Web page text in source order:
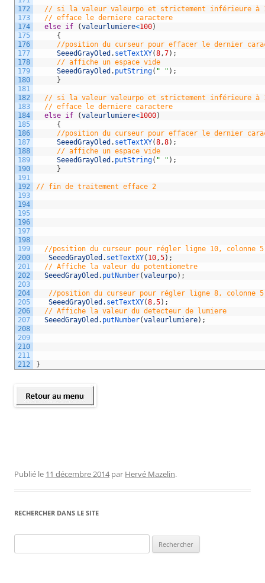
172
173
174
175
176
177
178
179
180
181
182
183
184
185
186
187
188
189
190
191
192
193
194
195
196
197
198
199
200
201
202
203
204
205
206
207
208
209
210
211
212
// si la valeur valeurpo et strictement inférieure à
// efface le derniere caractere
else if (valeurlumiere<100)
{
//position du curseur pour effacer le dernier
SeeedGrayOled . setTextXY(8 ,7) ;
// affiche un espace vide
SeeedGrayOled . putString( " " ) ;
}
// si la valeur valeurpo et strictement inférieure à
// efface le derniere caractere
else if (valeurlumiere<1000)
{
//position du curseur pour effacer le dernier
SeeedGrayOled . setTextXY(8 ,8) ;
// affiche un espace vide
SeeedGrayOled . putString( " " ) ;
}
// fin de traitement efface 2
//position du curseur pour régler ligne 10, colonne 5
SeeedGrayOled . setTextXY( 10 ,5) ;
// Affiche la valeur du potentiometre
SeeedGrayOled . putNumber(valeurpo) ;
//position du curseur pour régler ligne 8, colonne 5
SeeedGrayOled . setTextXY(8 ,5) ;
// Affiche la valeur du detecteur de lumiere
SeeedGrayOled . putNumber(valeurlumiere) ;
}
Publié le 11 décembre 2014par Hervé Mazelin.
RECHERCHER DANS LE SITE